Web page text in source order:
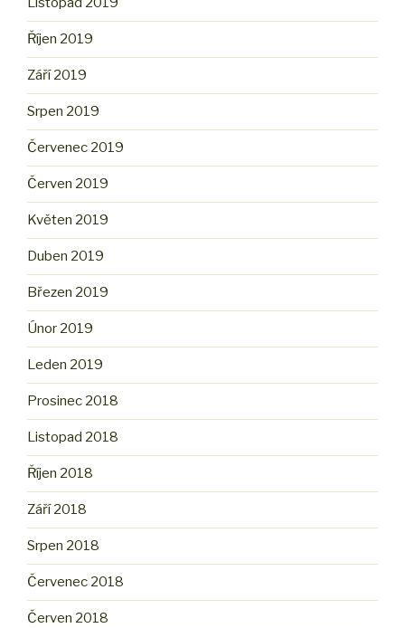
Říjen 2019
Září 2019
Srpen 2019
Červenec 2019
Červen 2019
Květen 2019
Duben 2019
Březen 2019
Únor 2019
Leden 2019
Prosinec 2018
Listopad 2018
Říjen 2018
Září 2018
Srpen 2018
Červenec 2018
Červen 2018